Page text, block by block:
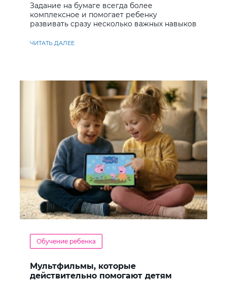
Задание на бумаге всегда более
комплексное и помогает ребенку
развивать сразу несколько важных навыков
ЧИТАТЬ ДАЛЕЕ
Обучение ребенка
Мультфильмы, которые
действительно помогают детям